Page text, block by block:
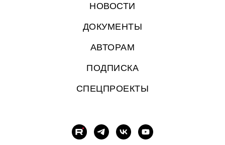
НОВОСТИ
ДОКУМЕНТЫ
АВТОРАМ
ПОДПИСКА
СПЕЦПРОЕКТЫ